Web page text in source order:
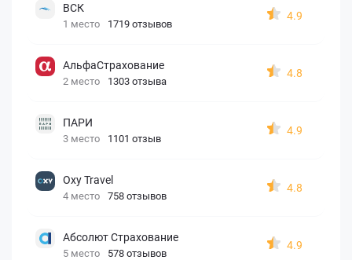
ВСК
1 место 1719 отзывов
4.9
АльфаСтрахование
2 место 1303 отзыва
4.8
ПАРИ
3 место 1101 отзыв
4.9
Oxy Travel
4 место 758 отзывов
4.8
Абсолют Страхование
5 место 578 отзывов
4.9